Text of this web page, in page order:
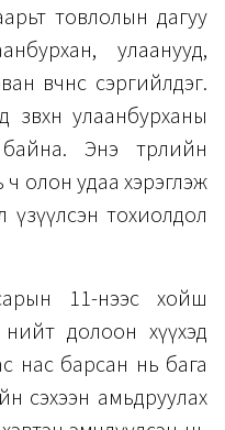
товлолын дагуу
улаанууд,
өвчнөөс сэргийлдэг.
улаанбурханы
Энэ төрлийн
ч олон удаа хэрэглэж
үзүүлсэн тохиолдол
11-нээс хойш
долоон хүүхэд
нас барсан нь бага
сэхээн амьдруулах